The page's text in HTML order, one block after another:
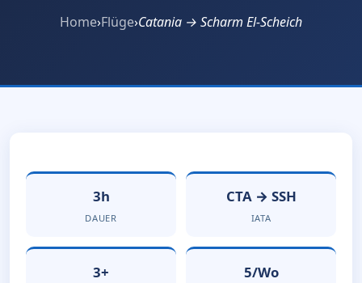
Home›Flüge›Catania → Scharm El-Scheich
3h
DAUER
CTA → SSH
IATA
3+ 5/Wo